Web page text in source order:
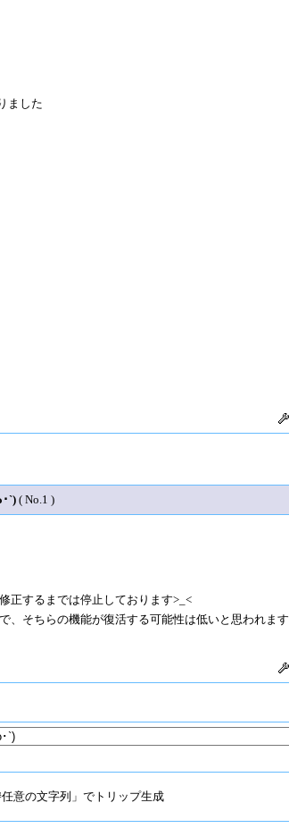
ました
`) ( No.1 )
正するまでは停止しております>_<
、そちらの機能が復活する可能性は低いと思われます
意の文字列」でトリップ生成